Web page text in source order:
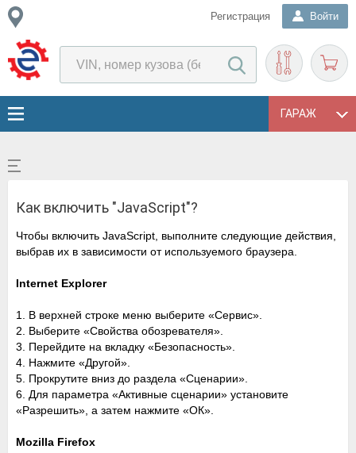
Регистрация Войти
ГАРАЖ
Как включить "JavaScript"?
Чтобы включить JavaScript, выполните следующие действия,
выбрав их в зависимости от используемого браузера.
Internet Explorer
1. В верхней строке меню выберите «Сервис».
2. Выберите «Свойства обозревателя».
3. Перейдите на вкладку «Безопасность».
4. Нажмите «Другой».
5. Прокрутите вниз до раздела «Сценарии».
6. Для параметра «Активные сценарии» установите
«Разрешить», а затем нажмите «ОК».
Mozilla Firefox